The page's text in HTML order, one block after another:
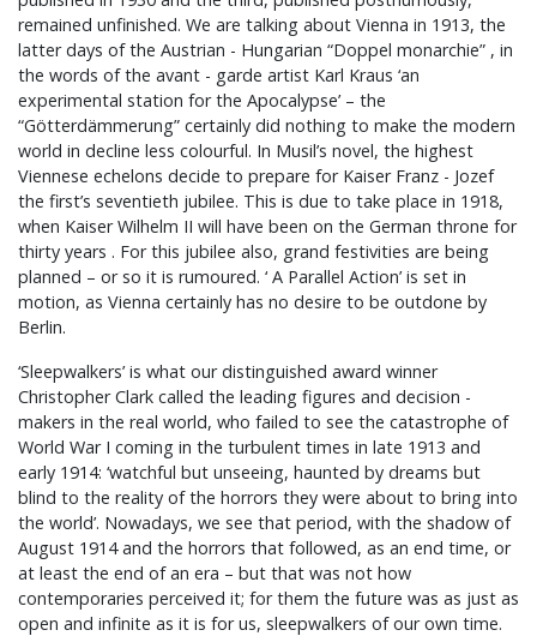
remained unfinished. We are talking about Vienna in 1913, the
latter days of the Austrian - Hungarian “Doppel monarchie” , in
the words of the avant - garde artist Karl Kraus ‘an
experimental station for the Apocalypse’ – the
“Götterdämmerung” certainly did nothing to make the modern
world in decline less colourful. In Musil’s novel, the highest
Viennese echelons decide to prepare for Kaiser Franz - Jozef
the first’s seventieth jubilee. This is due to take place in 1918,
when Kaiser Wilhelm II will have been on the German throne for
thirty years . For this jubilee also, grand festivities are being
planned – or so it is rumoured. ‘ A Parallel Action’ is set in
motion, as Vienna certainly has no desire to be outdone by
Berlin.
‘Sleepwalkers’ is what our distinguished award winner
Christopher Clark called the leading figures and decision -
makers in the real world, who failed to see the catastrophe of
World War I coming in the turbulent times in late 1913 and
early 1914: ‘watchful but unseeing, haunted by dreams but
blind to the reality of the horrors they were about to bring into
the world’. Nowadays, we see that period, with the shadow of
August 1914 and the horrors that followed, as an end time, or
at least the end of an era – but that was not how
contemporaries perceived it; for them the future was as just as
open and infinite as it is for us, sleepwalkers of our own time.